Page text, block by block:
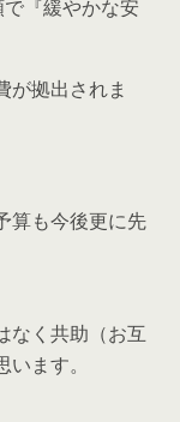
『緩やかな安
が拠出されま
算も今後更に先
なく共助（お互
ます。